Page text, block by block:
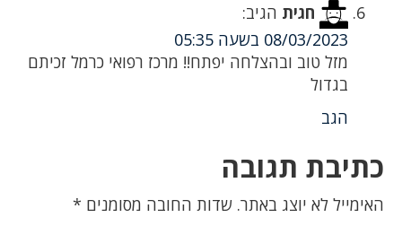
חגית הגיב:
08/03/2023 בשעה 05:35
מזל טוב ובהצלחה יפתח!! מרכז רפואי כרמל זכיתם
בגדול
הגב
כתיבת תגובה
האימייל לא יוצג באתר. שדות החובה מסומנים *